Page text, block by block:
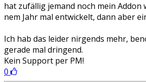
hat zufällig jemand noch mein Addon
nem Jahr mal entwickelt, dann aber
Ich hab das leider nirgends mehr,
gerade mal dringend.
Kein Support per PM!
0